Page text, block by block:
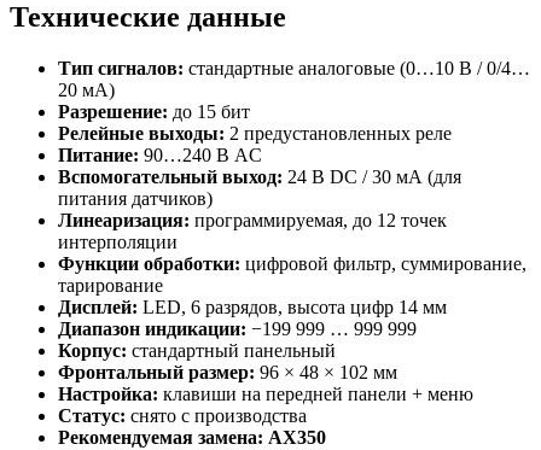
Технические данные
Тип сигналов: стандартные аналоговые (0…10 В / 0/4…
20 мА)
Разрешение: до 15 бит
Релейные выходы: 2 предустановленных реле
Питание: 90…240 В AC
Вспомогательный выход: 24 В DC / 30 мА (для
питания датчиков)
Линеаризация: программируемая, до 12 точек
интерполяции
Функции обработки: цифровой фильтр, суммирование,
тарирование
Дисплей: LED, 6 разрядов, высота цифр 14 мм
Диапазон индикации: −199 999 … 999 999
Корпус: стандартный панельный
Фронтальный размер: 96 × 48 × 102 мм
Настройка: клавиши на передней панели + меню
Статус: снято с производства
Рекомендуемая замена: AX350